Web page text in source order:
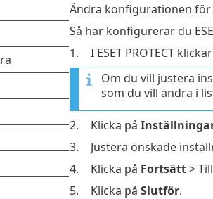
Ändra konfigurationen för
Så här konfigurerar du
1.
I ESET PROTECT
Om du vill justera
som du vill ändra i
2. Klicka på
3.
Justera önskade
4.
Klicka på Fortsätt>
5.
Klicka på Slutför.